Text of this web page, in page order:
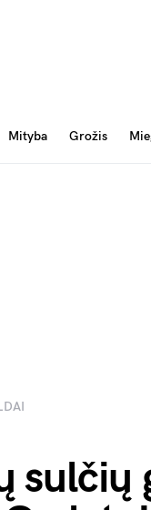
Mityba Grožis
sulčių